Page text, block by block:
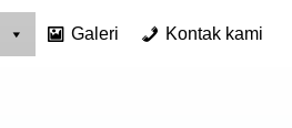
Galeri Kontak kami